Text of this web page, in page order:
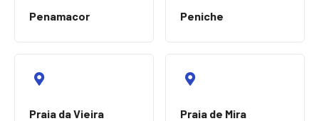
Penamacor Peniche
Praia da Vieira Praia de Mira